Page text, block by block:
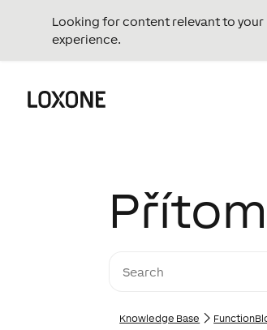
Looking for content relevant to
experience.
Knowledge Base